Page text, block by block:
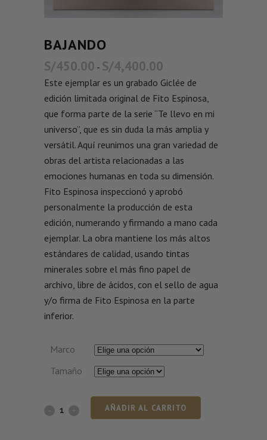
BAJANDO
S/450.00 - S/4,400.00
Este ejemplar es un grabado Giclée de
edición limitada original de Fito Espinosa,
que forma parte de la serie “Te llevo en mi
universo”, que es sin duda la más amplia y
versátil. Aquí reunimos una gran variedad de
obras del artista relacionadas a las
emociones humanas en toda su dimensión.
Fito Espinosa inspeccionó y aprobó
personalmente la producción de esta
edición, numerando y firmando a mano cada
ejemplar. La obra mantiene los más altos
estándares de calidad, usando tintas
minerales sobre el más fino papel de
archivo, libre de ácidos, con el sello de agua
y/o firma de Fito Espinosa en la parte
inferior.
Marco
Tamaño
AÑADIR AL CARRITO